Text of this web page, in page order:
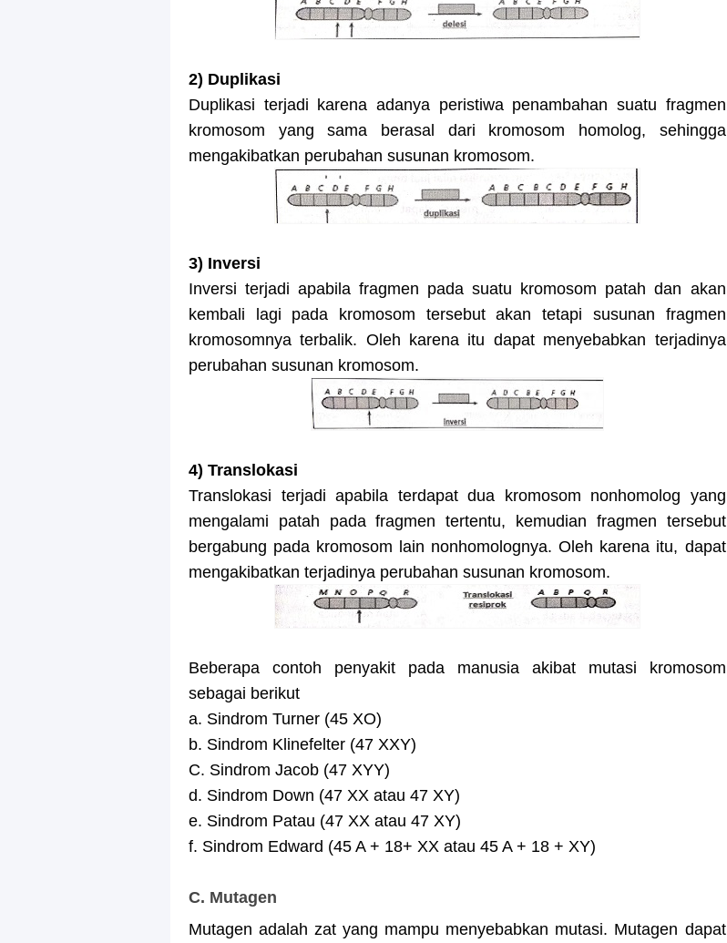
2) Duplikasi
Duplikasi terjadi karena adanya peristiwa penambahan suatu fragmen
kromosom yang sama berasal dari kromosom homolog, sehingga
mengakibatkan perubahan susunan kromosom.
3) Inversi
Inversi terjadi apabila fragmen pada suatu kromosom patah dan akan
kembali lagi pada kromosom tersebut akan tetapi susunan fragmen
kromosomnya terbalik. Oleh karena itu dapat menyebabkan terjadinya
perubahan susunan kromosom.
4) Translokasi
Translokasi terjadi apabila terdapat dua kromosom nonhomolog yang
mengalami patah pada fragmen tertentu, kemudian fragmen tersebut
bergabung pada kromosom lain nonhomolognya. Oleh karena itu, dapat
mengakibatkan terjadinya perubahan susunan kromosom.
Beberapa contoh penyakit pada manusia akibat mutasi kromosom
sebagai berikut
a. Sindrom Turner (45 XO)
b. Sindrom Klinefelter (47 XXY)
C. Sindrom Jacob (47 XYY)
d. Sindrom Down (47 XX atau 47 XY)
e. Sindrom Patau (47 XX atau 47 XY)
f. Sindrom Edward (45 A + 18+ XX atau 45 A + 18 + XY)
C. Mutagen
Mutagen adalah zat yang mampu menyebabkan mutasi. Mutagen dapat